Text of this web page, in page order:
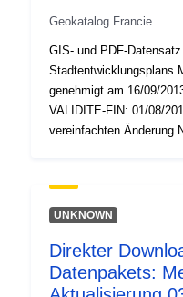
Geokatalog Francie
GIS- und PDF-
Stadtentwicklungsplans
genehmigt am 16/09/
VALIDITE-FIN: 01/08/
vereinfachten Änderung
UNKNOWN
Direkter
Datenpakets: